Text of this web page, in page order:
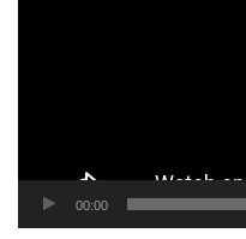
00:00